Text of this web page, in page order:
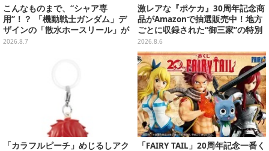
こんなものまで、“シャア専
用”！？ 「機動戦士ガンダム」デ
ザインの「散水ホースリール」が
予約開始ーあえて存在感を放つ赤
2026.8.7
激レアな『ポケカ』30周年記念商
品がAmazonで抽選販売中！地方
ごとに収録された“御三家”の特別
カード
2026.8.6
「カラフルピーチ」めじるしアク
「FAIRY TAIL」20周年記念一番く